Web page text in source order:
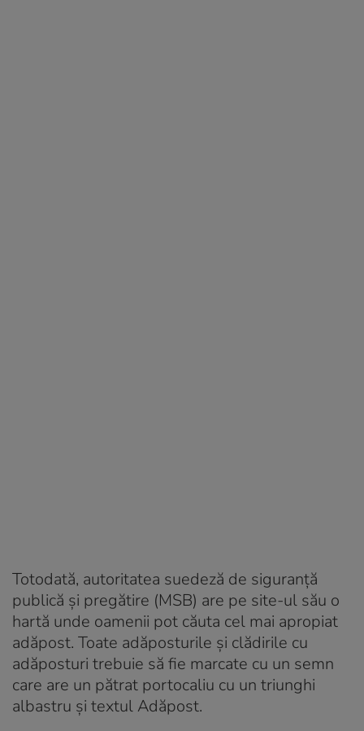
Totodată, autoritatea suedeză de siguranță
publică și pregătire (MSB) are pe site-ul său o
hartă unde oamenii pot căuta cel mai apropiat
adăpost. Toate adăposturile și clădirile cu
adăposturi trebuie să fie marcate cu un semn
care are un pătrat portocaliu cu un triunghi
albastru și textul Adăpost.